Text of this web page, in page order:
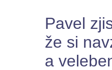
Pavel
že si
a